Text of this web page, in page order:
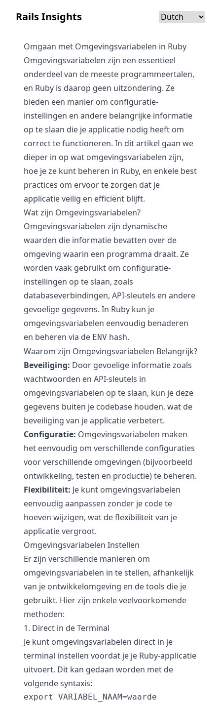
Rails Insights
Omgaan met Omgevingsvariabelen in Ruby
Omgevingsvariabelen zijn een essentieel
onderdeel van de meeste programmeertalen,
en Ruby is daarop geen uitzondering. Ze
bieden een manier om configuratie-
instellingen en andere belangrijke informatie
op te slaan die je applicatie nodig heeft om
correct te functioneren. In dit artikel gaan we
dieper in op wat omgevingsvariabelen zijn,
hoe je ze kunt beheren in Ruby, en enkele best
practices om ervoor te zorgen dat je
applicatie veilig en efficiënt blijft.
Wat zijn Omgevingsvariabelen?
Omgevingsvariabelen zijn dynamische
waarden die informatie bevatten over de
omgeving waarin een programma draait. Ze
worden vaak gebruikt om configuratie-
instellingen op te slaan, zoals
databaseverbindingen, API-sleutels en andere
gevoelige gegevens. In Ruby kun je
omgevingsvariabelen eenvoudig benaderen
en beheren via de ENV hash.
Waarom zijn Omgevingsvariabelen Belangrijk?
Beveiliging: Door gevoelige informatie zoals
wachtwoorden en API-sleutels in
omgevingsvariabelen op te slaan, kun je deze
gegevens buiten je codebase houden, wat de
beveiliging van je applicatie verbetert.
Configuratie: Omgevingsvariabelen maken
het eenvoudig om verschillende configuraties
voor verschillende omgevingen (bijvoorbeeld
ontwikkeling, testen en productie) te beheren.
Flexibiliteit: Je kunt omgevingsvariabelen
eenvoudig aanpassen zonder je code te
hoeven wijzigen, wat de flexibiliteit van je
applicatie vergroot.
Omgevingsvariabelen Instellen
Er zijn verschillende manieren om
omgevingsvariabelen in te stellen, afhankelijk
van je ontwikkelomgeving en de tools die je
gebruikt. Hier zijn enkele veelvoorkomende
methoden:
1. Direct in de Terminal
Je kunt omgevingsvariabelen direct in je
terminal instellen voordat je je Ruby-applicatie
uitvoert. Dit kan gedaan worden met de
volgende syntaxis: